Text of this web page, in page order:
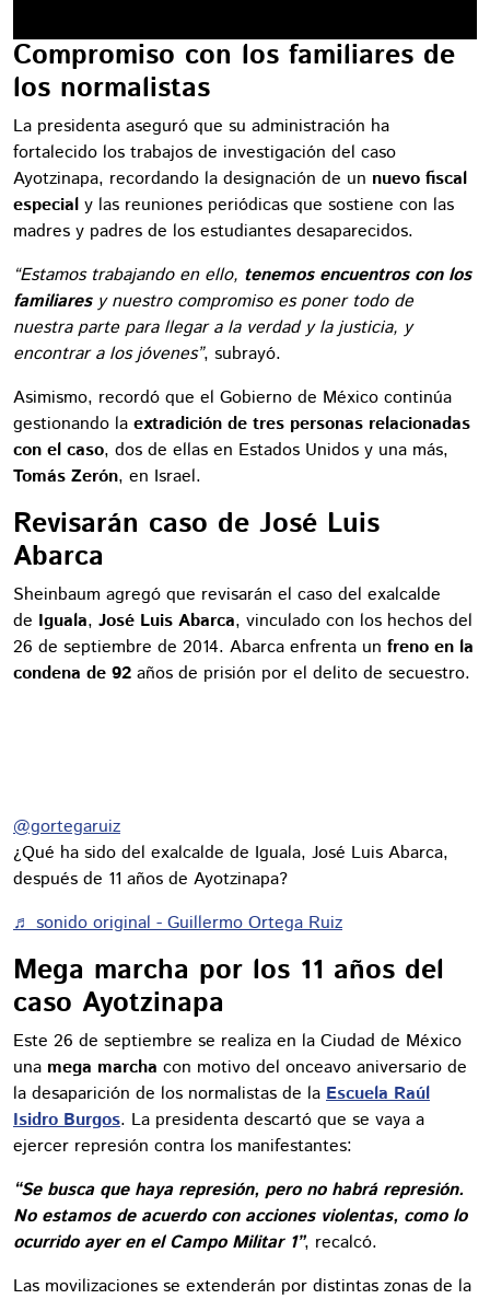
Compromiso con los familiares de
los normalistas
La presidenta aseguró que su administración ha
fortalecido los trabajos de investigación del caso
Ayotzinapa, recordando la designación de un nuevo fiscal
especial y las reuniones periódicas que sostiene con las
madres y padres de los estudiantes desaparecidos.
“Estamos trabajando en ello, tenemos encuentros con los
familiaresy nuestro compromiso es poner todo de
nuestra parte para llegar a la verdad y la justicia, y
encontrar a los jóvenes”, subrayó.
Asimismo, recordó que el Gobierno de México continúa
gestionando la extradición de tres personas relacionadas
con el caso, dos de ellas en Estados Unidos y una más,
Tomás Zerón, en Israel.
Revisarán caso de José Luis
Abarca
Sheinbaum agregó que revisarán el caso del exalcalde
de Iguala, José Luis Abarca, vinculado con los hechos del
26 de septiembre de 2014. Abarca enfrenta un freno en la
condena de 92 años de prisión por el delito de secuestro.
@gortegaruiz
¿Qué ha sido del exalcalde de Iguala, José Luis Abarca,
después de 11 años de Ayotzinapa?
♬ sonido original - Guillermo Ortega Ruiz
Mega marcha por los 11 años del
caso Ayotzinapa
Este 26 de septiembre se realiza en la Ciudad de México
una mega marcha con motivo del onceavo aniversario de
la desaparición de los normalistas de la Escuela Raúl
Isidro Burgos. La presidenta descartó que se vaya a
ejercer represión contra los manifestantes:
“Se busca que haya represión, pero no habrá represión.
No estamos de acuerdo con acciones violentas, como lo
ocurrido ayer en el Campo Militar 1”, recalcó.
Las movilizaciones se extenderán por distintas zonas de la